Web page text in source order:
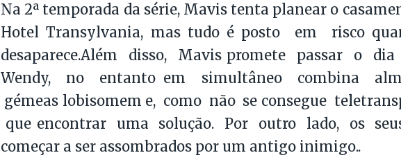
Na 2ª temporada da série, Mavis tenta planear o
Hotel Transylvania, mas tudo é posto em risco
desaparece.Além disso, Mavis promete passar o
Wendy, no entanto em simultâneo combina
gémeas lobisomem e, como não se consegue
que encontrar uma solução. Por outro lado, os
começar a ser assombrados por um antigo inimigo..